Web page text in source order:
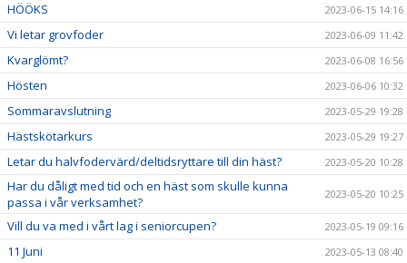
HÖÖKS 2023-06-15 14:16
Vi letar grovfoder 2023-06-09 11:42
Kvarglömt? 2023-06-08 16:56
Hösten 2023-06-06 10:32
Sommaravslutning 2023-05-29 19:28
Hästskötarkurs 2023-05-29 19:27
Letar du halvfodervärd/deltidsryttare till din häst? 2023-05-20 10:28
Har du dåligt med tid och en häst som skulle kunna
passa i vår verksamhet?
2023-05-20 10:25
Vill du va med i vårt lag i seniorcupen? 2023-05-19 09:16
11 Juni 2023-05-13 08:40